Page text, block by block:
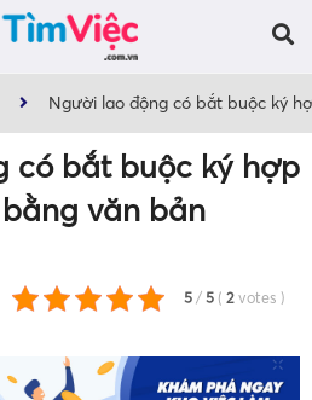
Người lao động có bắt buộc ký
có bắt buộc ký hợp
văn bản
5 / 5 ( 2 votes )